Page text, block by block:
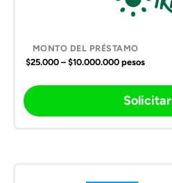
$25.000 – $10.000.000 pesos
Solicitar